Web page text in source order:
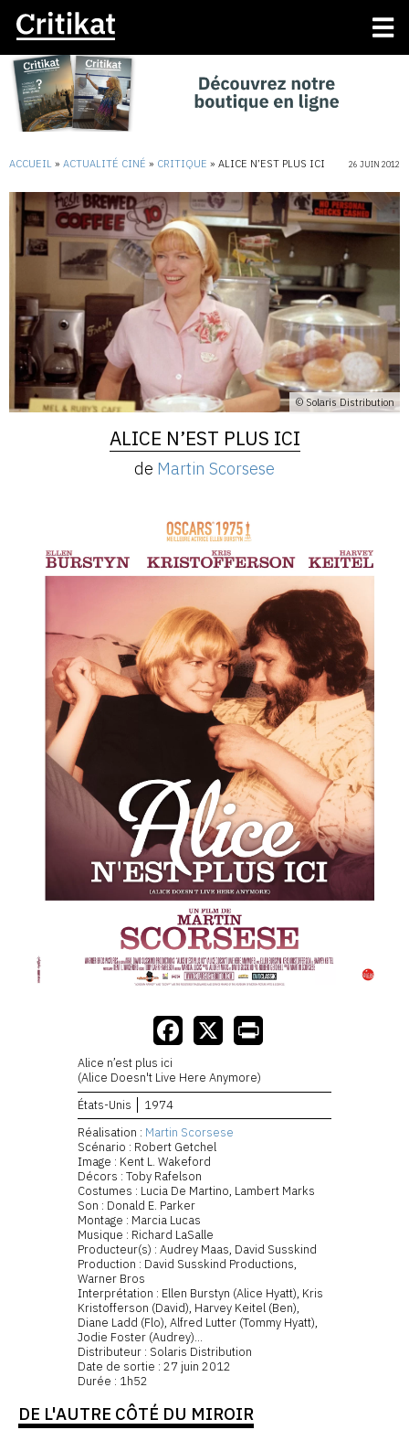
ACCUEIL » ACTUALITÉ CINÉ » CRITIQUE » ALICE N’EST PLUS ICI 26 JUIN 2012
© Solaris Distribution
ALICE N’EST PLUS ICI
de Martin Scorsese
Alice n’est plus ici
(Alice Doesn't Live Here Anymore)
États-Unis
1974
Réalisation : Martin Scorsese
Scénario : Robert Getchel
Image : Kent L. Wakeford
Décors : Toby Rafelson
Costumes : Lucia De Martino, Lambert Marks
Son : Donald E. Parker
Montage : Marcia Lucas
Musique : Richard LaSalle
Producteur(s) : Audrey Maas, David Susskind
Production : David Susskind Productions,
Warner Bros
Interprétation : Ellen Burstyn (Alice Hyatt), Kris
Kristofferson (David), Harvey Keitel (Ben),
Diane Ladd (Flo), Alfred Lutter (Tommy Hyatt),
Jodie Foster (Audrey)...
Distributeur : Solaris Distribution
Date de sortie : 27 juin 2012
Durée : 1h52
DE L'AUTRE CÔTÉ DU MIROIR